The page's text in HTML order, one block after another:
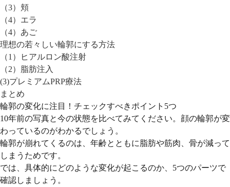
（3）頬
（4）エラ
（4）あご
理想の若々しい輪郭にする方法
（1）ヒアルロン酸注射
（2）脂肪注入
(3)プレミアムPRP療法
まとめ
輪郭の変化に注目！チェックすべきポイント5つ
10年前の写真と今の状態を比べてみてください。顔の輪郭が変
わっているのがわかるでしょう。
輪郭が崩れてくるのは、年齢とともに脂肪や筋肉、骨が減って
しまうためです。
では、具体的にどのような変化が起こるのか、5つのパーツで
確認しましょう。